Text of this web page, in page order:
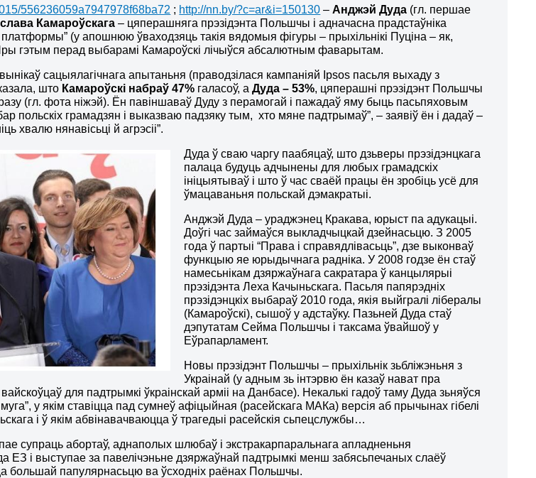
556236059a7947978f68ba72 ; http://nn.by/?c=ar&i=150130 –Анджэй Дуда (гл. першае
Камароўскага – цяперашняга прэзідэнта Польшчы і адначасна прадстаўніка
(у апошнюю ўваходзяць такія вядомыя фігуры – прыхільнікі Пуціна – як,
гэтым перад выбарамі Камароўскі лічыўся абсалютным фаварытам.
сацыялагічнага апытаньня (праводзілася кампаніяй Ipsos пасьля выхаду з
што Камароўскі набраў 47% галасоў, а Дуда – 53%, цяперашні прэзідэнт Польшчы
(гл. фота ніжэй). Ён павіншаваў Дуду з перамогай і пажадаў яму быць пасьпяховым
польскіх грамадзян і выказваю падзяку тым, хто мяне падтрымаў”, – заявіў ён і дадаў –
хвалю нянавісьці й агрэсіі”.
Дуда ў сваю чаргу паабяцаў, што дзьверы прэзідэнцкага
палаца будуць адчынены для любых грамадскіх
ініцыятываў і што ў час сваёй працы ён зробіць усё для
ўмацаваньня польскай дэмакратыі.
Анджэй Дуда – ураджэнец Кракава, юрыст па адукацыі.
Доўгі час займаўся выкладчыцкай дзейнасьцю. З 2005
года ў партыі “Права і справядлівасьць”, дзе выконваў
функцыю яе юрыдычнага радніка. У 2008 годзе ён стаў
намесьнікам дзяржаўнага сакратара ў канцылярыі
прэзідэнта Леха Качыньскага. Пасьля папярэдніх
прэзідэнцкіх выбараў 2010 года, якія выйгралі лібералы
(Камароўскі), сышоў у адстаўку. Пазьней Дуда стаў
дэпутатам Сейма Польшчы і таксама ўвайшоў у
Еўрапарламент.
Новы прэзідэнт Польшчы – прыхільнік зьбліжэньня з
Украінай (у адным зь інтэрвю ён казаў нават пра
для падтрымкі ўкраінскай арміі на Данбасе). Некалькі гадоў таму Дуда зьняўся
у якім ставіцца пад сумнеў афіцыйная (расейскага МАКа) версія аб прычынах гібелі
і ў якім абвінавачваюцца ў трагедыі расейскія сьпецслужбы…
супраць абортаў, аднаполых шлюбаў і экстракарпаральнага апладненьня
ЕЗ і выступае за павелічэньне дзяржаўнай падтрымкі менш забясьпечаных слаёў
большай папулярнасьцю ва ўсходніх раёнах Польшчы.